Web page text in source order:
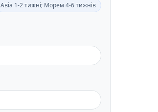
Авіа 1-2 тижні; Морем 4-6 тижнів